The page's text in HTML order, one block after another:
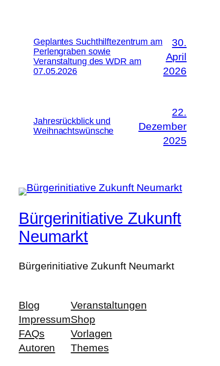
Geplantes Suchthilftezentrum am
Perlengraben sowie
Veranstaltung des WDR am
07.05.2026
30.
April
2026
Jahresrückblick und
Weihnachtswünsche
22.
Dezember
2025
Bürgerinitiative Zukunft
Neumarkt
Bürgerinitiative Zukunft Neumarkt
Blog
Impressum
FAQs
Autoren
Veranstaltungen
Shop
Vorlagen
Themes